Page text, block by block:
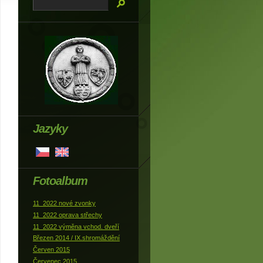
Jazyky
Fotoalbum
11_2022 nové zvonky
11_2022 oprava střechy
11_2022 výměna vchod. dveří
Březen 2014 / IX.shromáždění
Červen 2015
Červenec 2015